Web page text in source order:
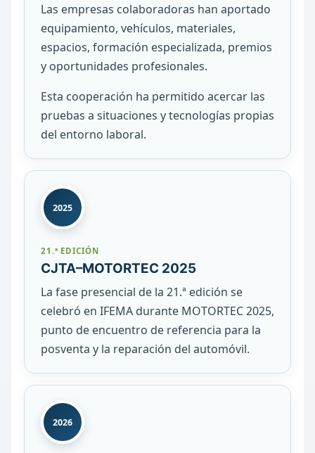
Las empresas colaboradoras han aportado
equipamiento, vehículos, materiales,
espacios, formación especializada, premios
y oportunidades profesionales.
Esta cooperación ha permitido acercar las
pruebas a situaciones y tecnologías propias
del entorno laboral.
2025
21.ª EDICIÓN
CJTA–MOTORTEC 2025
La fase presencial de la 21.ª edición se
celebró en IFEMA durante MOTORTEC 2025,
punto de encuentro de referencia para la
posventa y la reparación del automóvil.
2026